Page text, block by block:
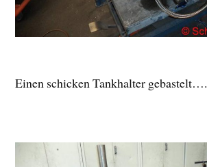
Einen schicken Tankhalter gebastelt….